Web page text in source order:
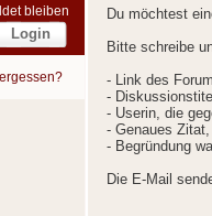
bleiben
Du möchtest
Bitte schreibe
- Link des
-
- Userin, die
- Genaues
- Begründung
Die E-Mail